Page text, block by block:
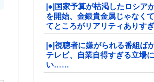
|●|国家予算が枯渇したロシア
を開始、金銀貴金属じゃなく
てところがリアリティありす
|●|視聴者に嫌がられる番組ば
テレビ、自業自得すぎる立場
い……